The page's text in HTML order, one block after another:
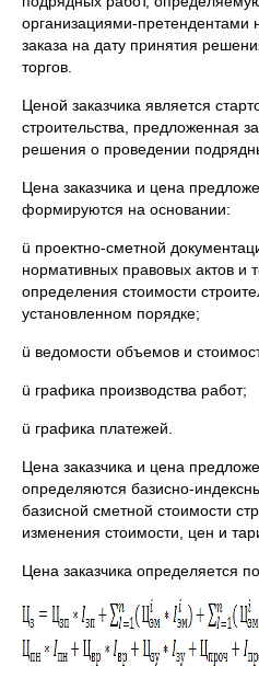
организациями-претендентами
заказа на дату принятия
торгов.
Ценой заказчика является
строительства, предложенная
решения о проведении
Цена заказчика и цена
формируются на основании:
ü проектно-сметной
нормативных правовых актов и
определения стоимости
установленном порядке;
ü ведомости объемов и
ü графика производства работ;
ü графика платежей.
Цена заказчика и цена
определяются базисно-
базисной сметной стоимости
изменения стоимости, цен и
Цена заказчика определяется